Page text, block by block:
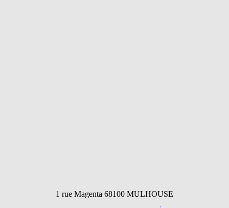
1 rue Magenta 68100 MULHOUSE